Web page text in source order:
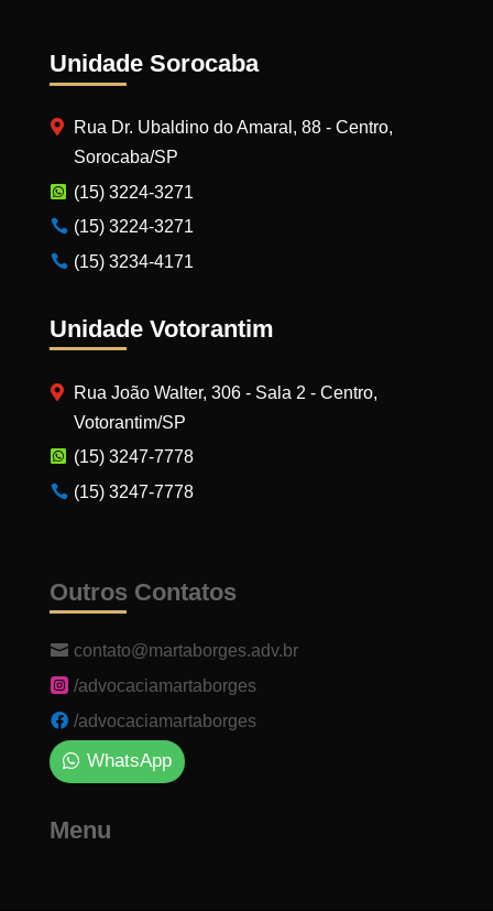
Unidade Sorocaba
Rua Dr. Ubaldino do Amaral, 88 - Centro,
Sorocaba/SP
(15) 3224-3271
(15) 3224-3271
(15) 3234-4171
Unidade Votorantim
Rua João Walter, 306 - Sala 2 - Centro,
Votorantim/SP
(15) 3247-7778
(15) 3247-7778
Outros Contatos
contato@martaborges.adv.br
/advocaciamartaborges
/advocaciamartaborges
WhatsApp
Menu